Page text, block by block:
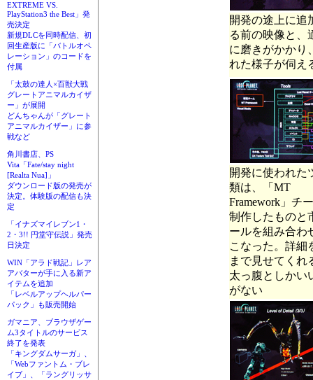
EXTREME VS.
PlayStation3 the Best」発
売決定
新規DLCを同時配信、初
回生産版に「バトルオペ
レーション」のコードを
付属
「太鼓の達人×百獣大戦
グレートアニマルカイザ
ー」が展開
どんちゃんが「グレート
アニマルカイザー」に参
戦など
角川書店、PS
Vita「Fate/stay night
[Realta Nua]」
ダウンロード版の発売が
決定。体験版の配信も決
定
「イナズマイレブン1・
2・3!! 円堂守伝説」発売
日決定
WIN「アラド戦記」レア
アバターが手に入る新ア
イテムを追加
「レベルアップヘルパー
パック」も販売開始
ガマニア、ブラウザゲー
ム3タイトルのサービス
終了を発表
「キングダムサーガ」、
「Webファントム・ブレ
イブ」、「ラングリッサ
開発の途上に追
る前の映像と、
に磨きがかかり
れた様子が伺え
開発に使われた
類は、「MT
Framework」チ
制作したものと
ールを組み合わ
こなった。詳細
まで見せてくれ
太っ腹としかい
がない